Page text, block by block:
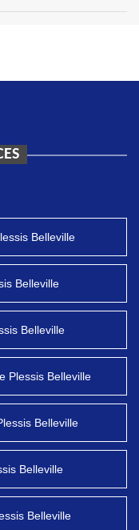
Belleville
Belleville
Belleville
Plessis Belleville
Belleville
Belleville
Belleville